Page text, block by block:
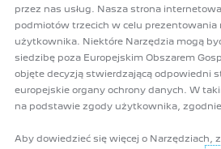
Fachowe wsparcie
Certyfikowani eksperci
wyboru najbardziej
dostosowane do indywidualnych
i wsparcie w zakresie wszystkich
POZNAJ
przez nas usług. Nasza strona
podmiotów trzecich w celu prezentowania
użytkownika. Niektóre Narzędzia mogą
siedzibę poza Europejskim Obszarem
objęte decyzją stwierdzającą odpowiedni
europejskie organy ochrony danych. W
na podstawie zgody użytkownika, zgodnie
Aby dowiedzieć się więcej o Narzędziach,